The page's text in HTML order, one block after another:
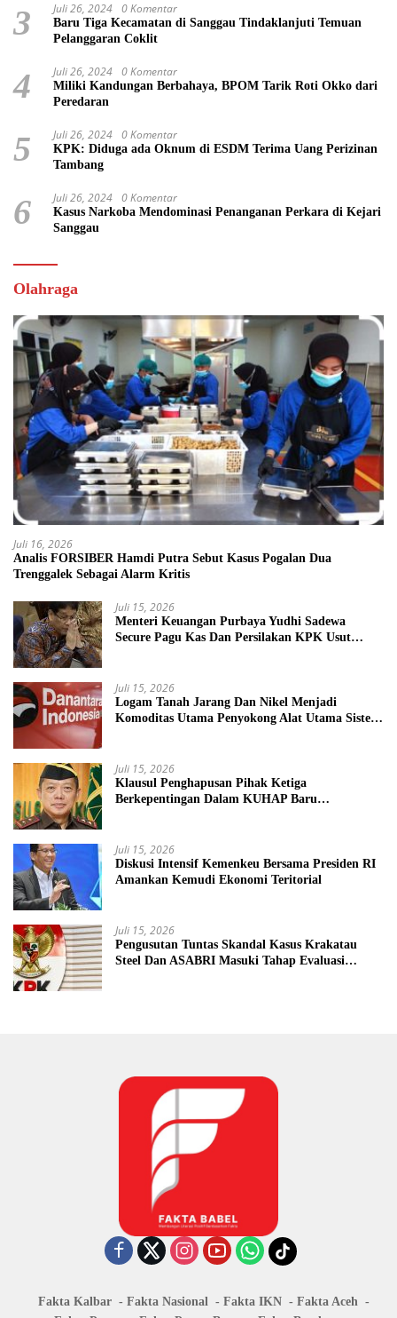
3 Juli 26, 2024 0 Komentar
Baru Tiga Kecamatan di Sanggau Tindaklanjuti Temuan
Pelanggaran Coklit
4 Juli 26, 2024 0 Komentar
Miliki Kandungan Berbahaya, BPOM Tarik Roti Okko dari
Peredaran
5 Juli 26, 2024 0 Komentar
KPK: Diduga ada Oknum di ESDM Terima Uang Perizinan
Tambang
6 Juli 26, 2024 0 Komentar
Kasus Narkoba Mendominasi Penanganan Perkara di Kejari
Sanggau
Olahraga
Juli 16, 2026
Analis FORSIBER Hamdi Putra Sebut Kasus Pogalan Dua
Trenggalek Sebagai Alarm Kritis
Juli 15, 2026
Menteri Keuangan Purbaya Yudhi Sadewa
Secure Pagu Kas Dan Persilakan KPK Usut
Juli 15, 2026
Logam Tanah Jarang Dan Nikel Menjadi
Komoditas Utama Penyokong Alat Utama Sistem
Juli 15, 2026
Klausul Penghapusan Pihak Ketiga
Berkepentingan Dalam KUHAP Baru
Juli 15, 2026
Diskusi Intensif Kemenkeu Bersama Presiden RI
Amankan Kemudi Ekonomi Teritorial
Juli 15, 2026
Pengusutan Tuntas Skandal Kasus Krakatau
Steel Dan ASABRI Masuki Tahap Evaluasi
Fakta Kalbar Fakta Nasional Fakta IKN
Fakta Aceh